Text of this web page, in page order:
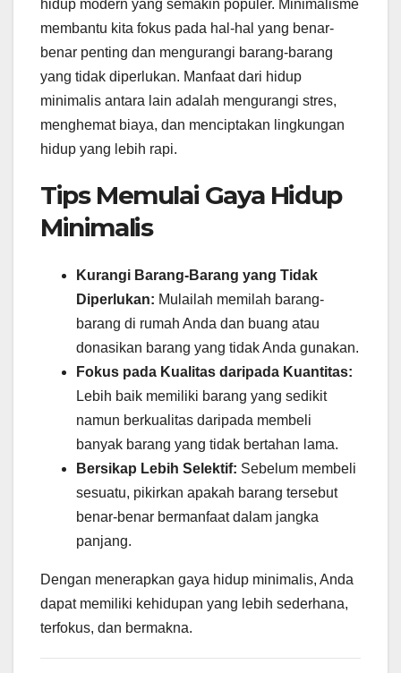
hidup modern yang semakin populer. Minimalisme
membantu kita fokus pada hal-hal yang benar-
benar penting dan mengurangi barang-barang
yang tidak diperlukan. Manfaat dari hidup
minimalis antara lain adalah mengurangi stres,
menghemat biaya, dan menciptakan lingkungan
hidup yang lebih rapi.
Tips Memulai Gaya Hidup
Minimalis
Kurangi Barang-Barang yang Tidak
Diperlukan: Mulailah memilah barang-
barang di rumah Anda dan buang atau
donasikan barang yang tidak Anda gunakan.
Fokus pada Kualitas daripada Kuantitas:
Lebih baik memiliki barang yang sedikit
namun berkualitas daripada membeli
banyak barang yang tidak bertahan lama.
Bersikap Lebih Selektif: Sebelum membeli
sesuatu, pikirkan apakah barang tersebut
benar-benar bermanfaat dalam jangka
panjang.
Dengan menerapkan gaya hidup minimalis, Anda
dapat memiliki kehidupan yang lebih sederhana,
terfokus, dan bermakna.